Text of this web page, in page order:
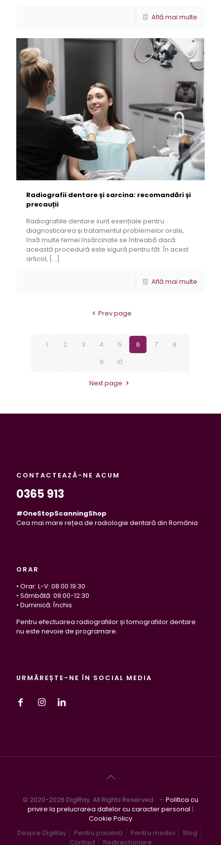
Află mai multe
Radiografii dentare și sarcina: recomandări și
precauții
Radiografiile dentare sunt esențiale pentru
diagnosticarea și tratamentul problemelor orale,
însă multe femei însărcinate se întreabă dacă
această procedură este sigură pentru făt. În acest
articol, […]
Află mai multe
Prev page
1 2 3 4 5 6 7
8
9
10
Next page
CONTACTEAZĂ-NE ACUM
0365 913
#OneStopScanningShop
Cea mai mare rețea de radiologie dentară din România
ORAR
• Orar: L-V: 08:00 19:30
• Sâmbătă: 09:00-12:30
• Duminică: Închis
Pentru efectuarea radiografiilor și tomografiilor dentare
nu este nevoie de programare.
URMĂREȘTE-NE ÎN SOCIAL MEDIA
© 2020-2026 DigiRay. All Rights Reserved. - Politica cu
privire la prelucrarea datelor cu caracter personal |
Cookie Policy
Despre DigiRay
Pentru pacienți Pentru medici
Blog
Contact
Redirecționare